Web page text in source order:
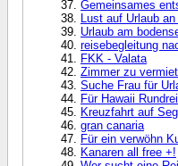
Gemeinsames
Lust auf Urlaub
Urlaub am
reisebegleitung
FKK - Valata
Zimmer zu
Suche Frau für
Für Hawaii
Kreuzfahrt auf
gran canaria
Für ein verwöhn
Kanaren all free +!